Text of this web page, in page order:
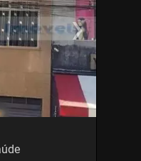
›